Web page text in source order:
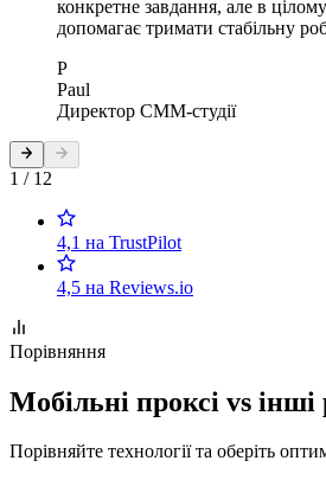
конкретне завдання, але в
допомагає тримати стабільну
P
Paul
Директор СММ-студії
1 / 12
4,1 на TrustPilot
4,5 на Reviews.io
Порівняння
Мобільні проксі vs
Порівняйте технології та оберіть